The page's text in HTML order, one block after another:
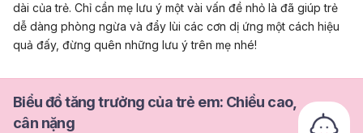
dài của trẻ. Chỉ cần mẹ lưu ý một vài vấn đề nhỏ là đã giúp trẻ
dễ dàng phòng ngừa và đẩy lùi các cơn dị ứng một cách hiệu
quả đấy, đừng quên những lưu ý trên mẹ nhé!
Biểu đồ tăng trưởng của trẻ em: Chiều cao,
cân nặng